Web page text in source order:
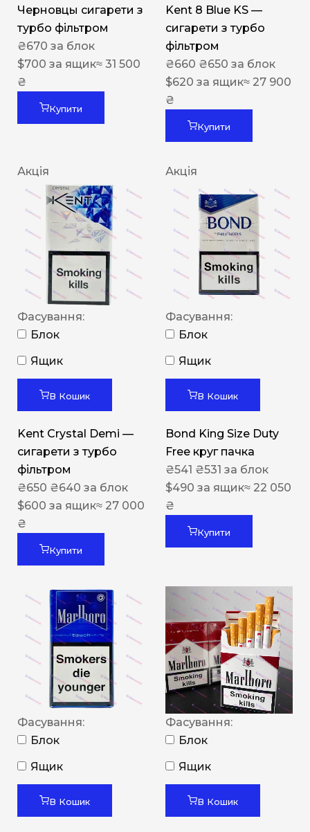
Черновцы сигарети з
турбо фільтром
₴670 за блок
$700 за ящик≈ 31 500
₴
Купити
Kent 8 Blue KS —
сигарети з турбо
фільтром
₴660 ₴650 за блок
$620 за ящик≈ 27 900
₴
Купити
Акція
Фасування:
Блок
Ящик
В Кошик
Kent Crystal Demi —
сигарети з турбо
фільтром
₴650 ₴640 за блок
$600 за ящик≈ 27 000
₴
Купити
Акція
Фасування:
Блок
Ящик
В Кошик
Bond King Size Duty
Free круг пачка
₴541 ₴531 за блок
$490 за ящик≈ 22 050
₴
Купити
Фасування:
Блок
Ящик
В Кошик
Фасування:
Блок
Ящик
В Кошик